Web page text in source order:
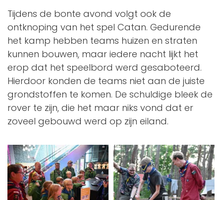
Tijdens de bonte avond volgt ook de
ontknoping van het spel Catan. Gedurende
het kamp hebben teams huizen en straten
kunnen bouwen, maar iedere nacht lijkt het
erop dat het speelbord werd gesaboteerd.
Hierdoor konden de teams niet aan de juiste
grondstoffen te komen. De schuldige bleek de
rover te zijn, die het maar niks vond dat er
zoveel gebouwd werd op zijn eiland.